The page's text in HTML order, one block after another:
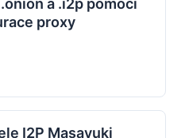
a .i2p pomocí
proxy
I2P Masayuki